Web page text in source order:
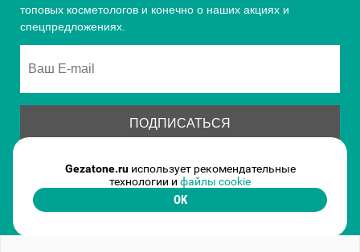
топовых косметологов и конечно о наших акциях и
спецпредложениях.
Подтверждая данные формы Вы соглашаетесь с
обработки персональныхданных
Gezatone.ruиспользует рекомендательные
технологии и файлы cookie
OK